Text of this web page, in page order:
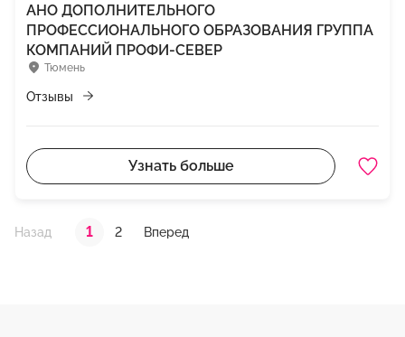
Тюмень
АНО ДОПОЛНИТЕЛЬНОГО
ПРОФЕССИОНАЛЬНОГО ОБРАЗОВАНИЯ ГРУППА
КОМПАНИЙ ПРОФИ-СЕВЕР
Отзывы
Узнать больше
Назад 1 2 Вперед